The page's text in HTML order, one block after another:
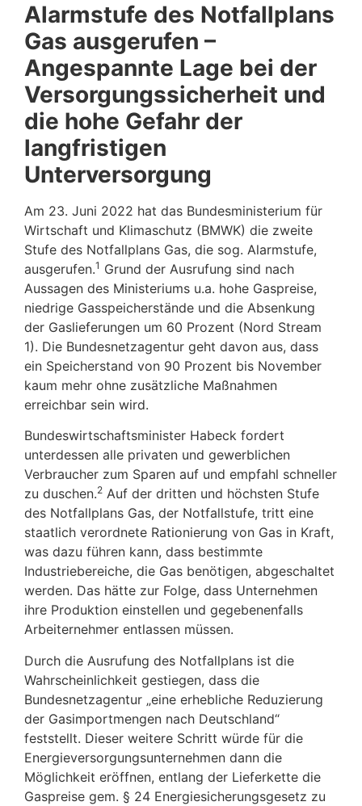
Alarmstufe des Notfallplans
Gas ausgerufen –
Angespannte Lage bei der
Versorgungssicherheit und
die hohe Gefahr der
langfristigen
Unterversorgung
Am 23. Juni 2022 hat das Bundesministerium für
Wirtschaft und Klimaschutz (BMWK) die zweite
Stufe des Notfallplans Gas, die sog. Alarmstufe,
ausgerufen.1 Grund der Ausrufung sind nach
Aussagen des Ministeriums u.a. hohe Gaspreise,
niedrige Gasspeicherstände und die Absenkung
der Gaslieferungen um 60 Prozent (Nord Stream
1). Die Bundesnetzagentur geht davon aus, dass
ein Speicherstand von 90 Prozent bis November
kaum mehr ohne zusätzliche Maßnahmen
erreichbar sein wird.
Bundeswirtschaftsminister Habeck fordert
unterdessen alle privaten und gewerblichen
Verbraucher zum Sparen auf und empfahl schneller
zu duschen.2 Auf der dritten und höchsten Stufe
des Notfallplans Gas, der Notfallstufe, tritt eine
staatlich verordnete Rationierung von Gas in Kraft,
was dazu führen kann, dass bestimmte
Industriebereiche, die Gas benötigen, abgeschaltet
werden. Das hätte zur Folge, dass Unternehmen
ihre Produktion einstellen und gegebenenfalls
Arbeiternehmer entlassen müssen.
Durch die Ausrufung des Notfallplans ist die
Wahrscheinlichkeit gestiegen, dass die
Bundesnetzagentur „eine erhebliche Reduzierung
der Gasimportmengen nach Deutschland“
feststellt. Dieser weitere Schritt würde für die
Energieversorgungsunternehmen dann die
Möglichkeit eröffnen, entlang der Lieferkette die
Gaspreise gem. § 24 Energiesicherungsgesetz zu